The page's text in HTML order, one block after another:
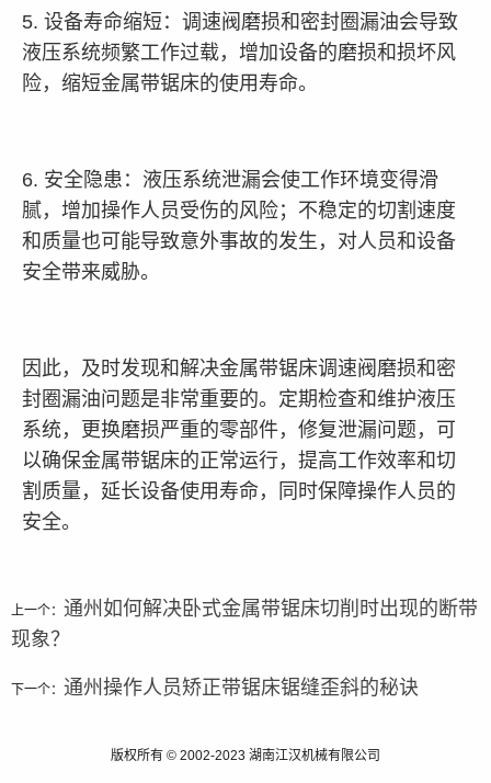
5. 设备寿命缩短：调速阀磨损和密封圈漏油会导致
液压系统频繁工作过载，增加设备的磨损和损坏风
险，缩短金属带锯床的使用寿命。
6. 安全隐患：液压系统泄漏会使工作环境变得滑
腻，增加操作人员受伤的风险；不稳定的切割速度
和质量也可能导致意外事故的发生，对人员和设备
安全带来威胁。
因此，及时发现和解决金属带锯床调速阀磨损和密
封圈漏油问题是非常重要的。定期检查和维护液压
系统，更换磨损严重的零部件，修复泄漏问题，可
以确保金属带锯床的正常运行，提高工作效率和切
割质量，延长设备使用寿命，同时保障操作人员的
安全。
上一个： 通州如何解决卧式金属带锯床切削时出现的断带
现象？
下一个： 通州操作人员矫正带锯床锯缝歪斜的秘诀
版权所有 © 2002-2023 湖南江汉机械有限公司